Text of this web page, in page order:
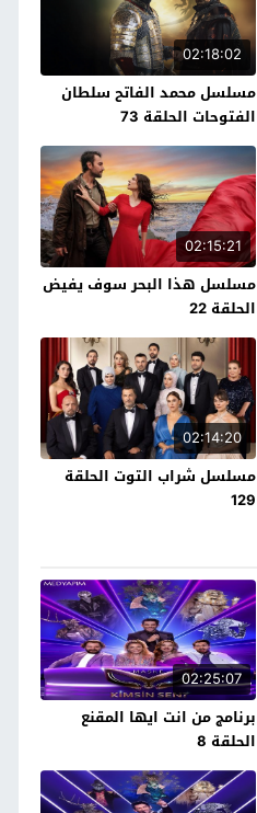
02:18:02
مسلسل محمد الفاتح سلطان
الفتوحات الحلقة 73
02:15:21
مسلسل هذا البحر سوف يفيض
الحلقة 22
02:14:20
مسلسل شراب التوت الحلقة
129
02:25:07
برنامج من انت ايها المقنع
الحلقة 8